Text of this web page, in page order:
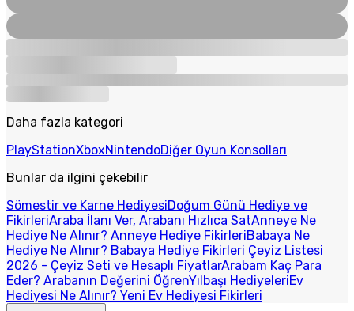
Daha fazla kategori
PlayStationXboxNintendoDiğer Oyun Konsolları
Bunlar da ilgini çekebilir
Sömestir ve Karne HediyesiDoğum Günü Hediye ve
FikirleriAraba İlanı Ver, Arabanı Hızlıca SatAnneye Ne
Hediye Ne Alınır? Anneye Hediye FikirleriBabaya Ne
Hediye Ne Alınır? Babaya Hediye Fikirleri Çeyiz Listesi
2026 - Çeyiz Seti ve Hesaplı FiyatlarArabam Kaç Para
Eder? Arabanın Değerini ÖğrenYılbaşı HediyeleriEv
Hediyesi Ne Alınır? Yeni Ev Hediyesi Fikirleri